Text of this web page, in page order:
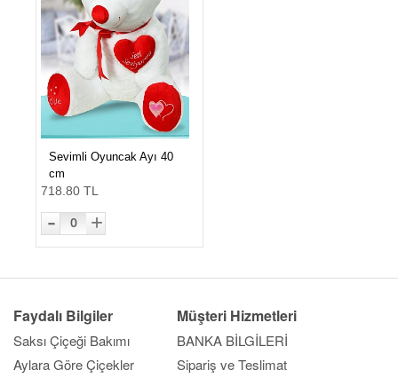
Sevimli Oyuncak Ayı 40
cm
718.80 TL
- 0 +
Faydalı Bilgiler
Saksı Çiçeği Bakımı
Aylara Göre Çiçekler
Müşteri Hizmetleri
BANKA BİLGİLERİ
Sipariş ve Teslimat